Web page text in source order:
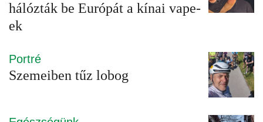
hálózták be Európát a kínai vape-
ek
Portré
Szemeiben tűz lobog